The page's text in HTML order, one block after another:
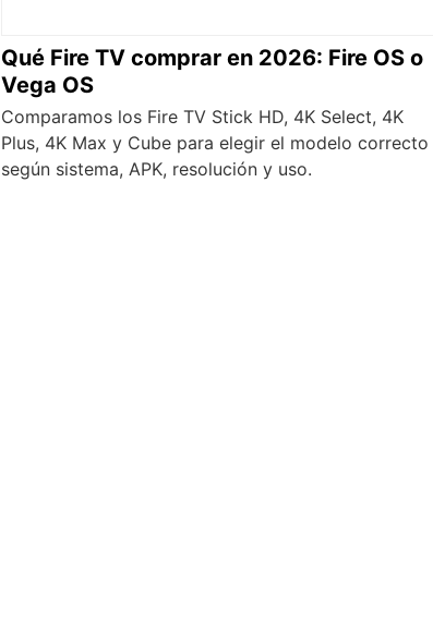
Qué Fire TV comprar en 2026: Fire OS o
Vega OS
Comparamos los Fire TV Stick HD, 4K Select, 4K
Plus, 4K Max y Cube para elegir el modelo correcto
según sistema, APK, resolución y uso.